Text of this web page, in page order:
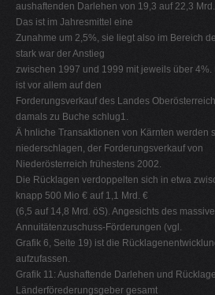
aushaftenden Darlehen von 19,3 auf 22,3
Das ist im Jahresmittel eine
Zunahme um 2,5%, sie liegt also im Bereich
stark war der Anstieg
zwischen 1997 und 1999 mit jeweils über
ist vor allem auf den
Forderungsverkauf des Landes
damals zu Buche schlug1.
Ä hnliche Transaktionen von Kärnten werden
niederschlagen, der Forderungsverkauf von
Niederösterreich frühestens 2002.
Die Rücklagen verdoppelten sich in etwa
knapp 500 Mio € auf 1,1 Mrd. €
(6,5 auf 14,8 Mrd. öS). Angesichts des
Annuitätenzuschuss-Förderungen (vgl.
Grafik 6, Seite 19) ist die
aufzufassen.
Grafik 11: Aushaftende Darlehen und
Länderförederungsgeber gesamt